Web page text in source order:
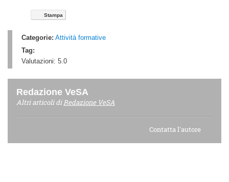
Stampa
Categorie: Attività formative
Tag:
Valutazioni: 5.0
Redazione VeSA
Altri articoli diRedazione VeSA
Contatta l'autore